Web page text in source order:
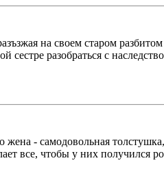
на своем старом
сестре разобраться с
- самодовольная
все, чтобы у них